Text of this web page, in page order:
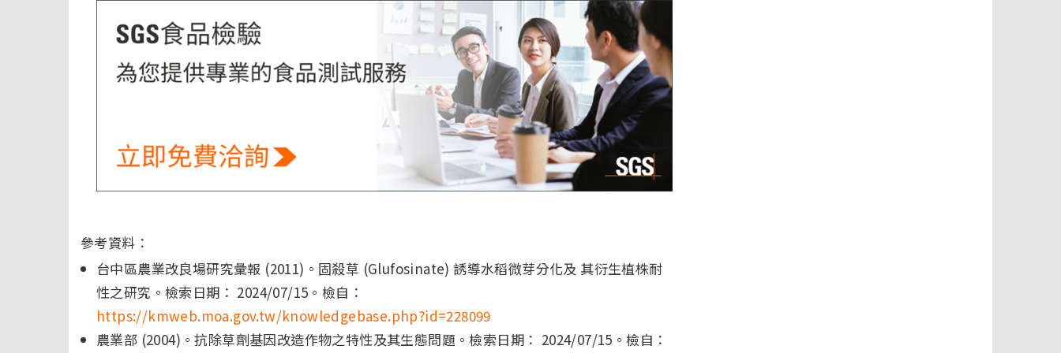
參考資料：
台中區農業改良場研究彙報 (2011)。固殺草 (Glufosinate) 誘導水稻微芽分化及 其衍生植株耐
性之研究。檢索日期： 2024/07/15。檢自：
https://kmweb.moa.gov.tw/knowledgebase.php?id=228099
農業部 (2004)。抗除草劑基因改造作物之特性及其生態問題。檢索日期： 2024/07/15。檢自：